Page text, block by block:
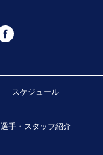
スケジュール
選手・スタッフ紹介